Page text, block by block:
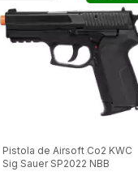
Pistola de Airsoft Co2 KWC
Sig Sauer SP2022 NBB